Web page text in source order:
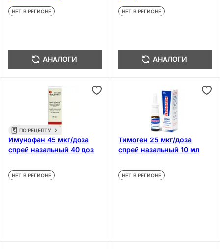
ректальные 10 шт
НЕТ В РЕГИОНЕ
АНАЛОГИ
НЕТ В РЕГИОНЕ
АНАЛОГИ
ПО РЕЦЕПТУ
Имунофан 45 мкг/доза
спрей назальный 40 доз
НЕТ В РЕГИОНЕ
Тимоген 25 мкг/доза
спрей назальный 10 мл
НЕТ В РЕГИОНЕ